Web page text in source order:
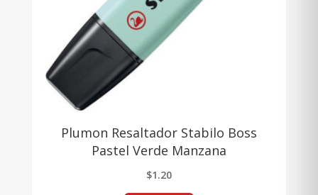
Plumon Resaltador Stabilo Boss
Pastel Verde Manzana
$1.20